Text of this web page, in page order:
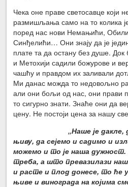
Чека оне праве светосавце који
размишљања само на то колика
поред нас нови Немањићи,
Синђелићи… Они знају да је
плате та да остану без душе.
и Метохији садили божурове и
чашћу и правдом их заливали
Ми данас можда то недовољно
али они бољи од нас, они прави
то сигурно знати. Знаће они да
цену. Не постоји цена за нашу
„Наше је
њиву, да сејемо и садимо и
можемо и то је наша
треба, а што превазилази
и расте и плод донесе, то ће
њиве и винограда на којима